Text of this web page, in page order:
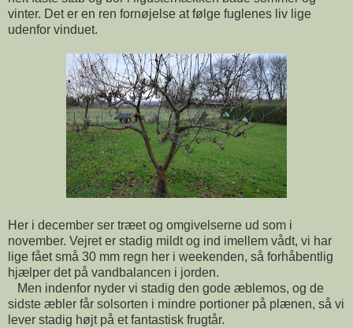
vinter. Det er en ren fornøjelse at følge fuglenes liv lige
udenfor vinduet.
Her i december ser træet og omgivelserne ud som i
november. Vejret er stadig mildt og ind imellem vådt, vi har
lige fået små 30 mm regn her i weekenden, så forhåbentlig
hjælper det på vandbalancen i jorden.
Men indenfor nyder vi stadig den gode æblemos, og de
sidste æbler får solsorten i mindre portioner på plænen, så vi
lever stadig højt på et fantastisk frugtår.